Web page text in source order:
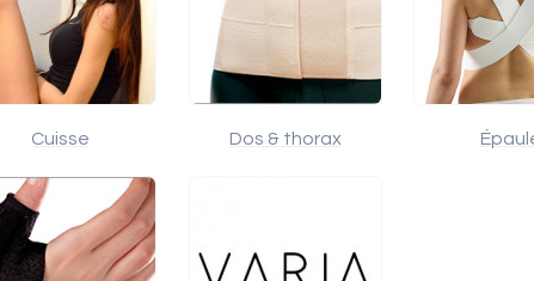
Cuisse Dos & thorax